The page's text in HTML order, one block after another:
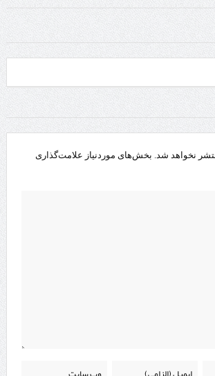
نخواهد شد. بخش‌های موردنیاز علامت‌گذاری